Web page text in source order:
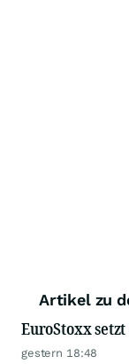
Artikel zu
EuroStoxx
gestern 18:48